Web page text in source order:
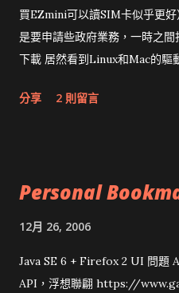
買EZmini可以讀SIM卡似乎更
是要申請些政府業務，一時之
下載 居然看到Linux和Mac的驅
分享 2 則留言
Personal
12月 26, 2006
Java SE 6 + Firefox 2 UI 問題
API，浮想聯翩 https://